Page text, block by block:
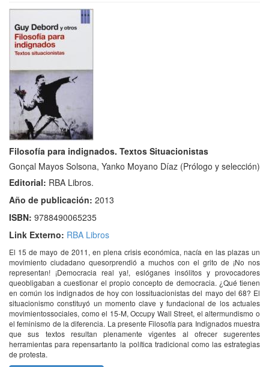
Filosofía para indignados. Textos Situacionistas
Gonçal Mayos Solsona, Yanko Moyano Díaz (Prólogo y selección)
Editorial: RBA Libros.
Año de publicación: 2013
ISBN: 9788490065235
Link Externo: RBA Libros
El 15 de mayo de 2011, en plena crisis económica, nacía en las plazas un
movimiento ciudadano quesorprendió a muchos con el grito de ¡No nos
representan! ¡Democracia real ya!, eslóganes insólitos y provocadores
queobligaban a cuestionar el propio concepto de democracia. ¿Qué tienen
en común los indignados de hoy con lossituacionistas del mayo del 68? El
situacionismo constituyó un momento clave y fundacional de los actuales
movimientossociales, como el 15-M, Occupy Wall Street, el altermundismo o
el feminismo de la diferencia. La presente Filosofía para Indignados muestra
que sus textos resultan plenamente vigentes al ofrecer sugerentes
herramientas para repensartanto la política tradicional como las estrategias
de protesta.